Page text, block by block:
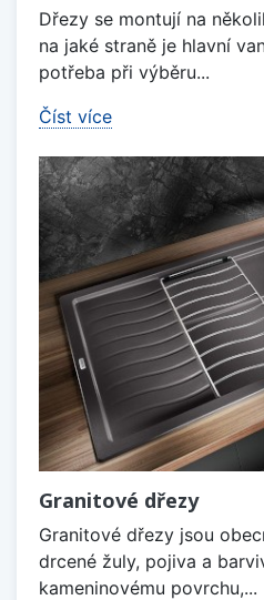
Dřezy se montují na
na jaké straně je hlavní
potřeba při výběru...
Číst více
Granitové dřezy
Granitové dřezy jsou
drcené žuly, pojiva a
kameninovému povrchu,...